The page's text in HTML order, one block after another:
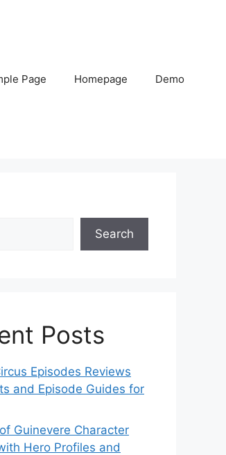
Page Homepage Demo
Search
Posts
Episodes Reviews
and Episode Guides for
Guinevere Character
Hero Profiles and